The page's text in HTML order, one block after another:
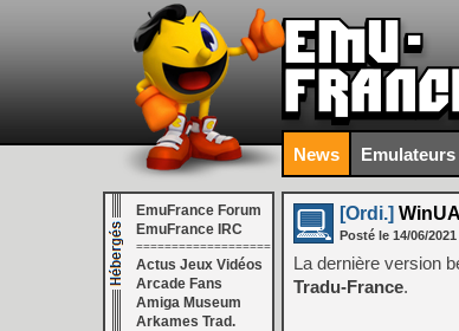
News Emulateurs
EmuFrance Forum
EmuFrance IRC
===================
Actus Jeux Vidéos
Arcade Fans
Amiga Museum
Arkames Trad.
[Ordi.]
Posté le 14/06/2021
La dernière version
Tradu-France.